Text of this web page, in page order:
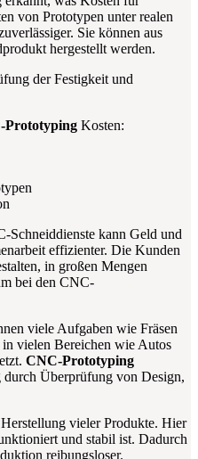
von Prototypen unter realen
Sie können aus
hergestellt werden.
der Festigkeit und
Prototyping Kosten:
Schneiddienste kann Geld und
effizienter. Die Kunden
in großen Mengen
bei den CNC-
viele Aufgaben wie Fräsen
vielen Bereichen wie Autos
CNC-Prototyping
Überprüfung von Design,
vieler Produkte. Hier
und stabil ist. Dadurch
reibungsloser.